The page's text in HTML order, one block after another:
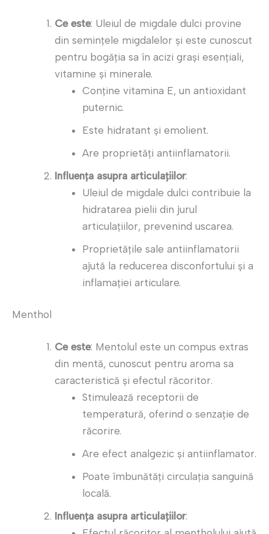
Ce este: Uleiul de migdale dulci provine
din semințele migdalelor și este cunoscut
pentru bogăția sa în acizi grași esențiali,
vitamine și minerale.
Conține vitamina E, un antioxidant
puternic.
Este hidratant și emolient.
Are proprietăți antiinflamatorii.
Influența asupra articulațiilor:
Uleiul de migdale dulci contribuie la
hidratarea pielii din jurul
articulațiilor, prevenind uscarea.
Proprietățile sale antiinflamatorii
ajută la reducerea disconfortului și a
inflamației articulare.
Menthol
Ce este: Mentolul este un compus extras
din mentă, cunoscut pentru aroma sa
caracteristică și efectul răcoritor.
Stimulează receptorii de
temperatură, oferind o senzație de
răcorire.
Are efect analgezic și antiinflamator.
Poate îmbunătăți circulația sanguină
locală.
Influența asupra articulațiilor: